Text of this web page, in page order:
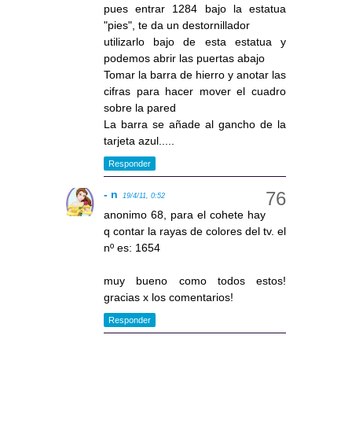
pues entrar 1284 bajo la estatua
"pies", te da un destornillador
utilizarlo bajo de esta estatua y
podemos abrir las puertas abajo
Tomar la barra de hierro y anotar las
cifras para hacer mover el cuadro
sobre la pared
La barra se añade al gancho de la
tarjeta azul.....
Responder
- n 19/4/11, 0:52
anonimo 68, para el cohete hay
q contar la rayas de colores del tv. el
nº es: 1654
muy bueno como todos estos!
gracias x los comentarios!
Responder